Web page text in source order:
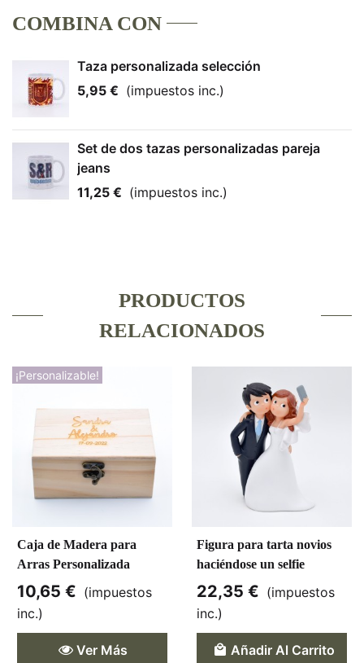
COMBINA CON
Taza personalizada selección
5,95 € (impuestos inc.)
Set de dos tazas personalizadas pareja
jeans
11,25 € (impuestos inc.)
PRODUCTOS
RELACIONADOS
¡Personalizable!
Caja de Madera para
Arras Personalizada
10,65 € (impuestos
inc.)
Ver Más
Figura para tarta novios
haciéndose un selfie
22,35 € (impuestos
inc.)
Añadir Al Carrito